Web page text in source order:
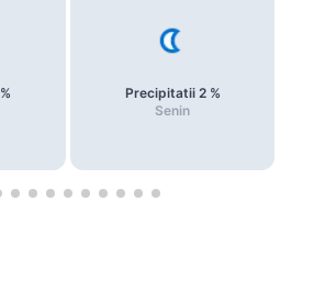
%
Precipitatii 2%
Senin